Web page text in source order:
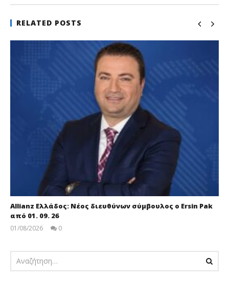
RELATED POSTS
Allianz Ελλάδος: Νέος διευθύνων σύμβουλος ο Ersin Pak
από 01. 09. 26
01/08/2026
0